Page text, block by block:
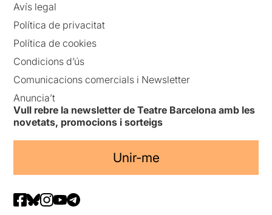
Avís legal
Política de privacitat
Política de cookies
Condicions d’ús
Comunicacions comercials i Newsletter
Anuncia’t
Vull rebre la newsletter de Teatre Barcelona amb les
novetats, promocions i sorteigs
Unir-me